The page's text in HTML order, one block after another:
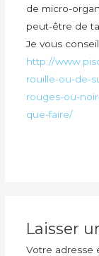
de micro-
peut-être de
Je vous
http://
rouille-ou-de-
rouges-ou-
que-faire/
Laisser
Votre adresse